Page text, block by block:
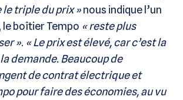
le triple du prix »nous indique l’un
le boîtier Tempo « reste plus
». « Le prix est élevé, car c’est la
demande. Beaucoup de
de contrat électrique et
pour faire des économies, au vu